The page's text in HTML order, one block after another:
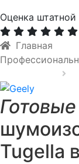
Оценка
Главная
Tugella